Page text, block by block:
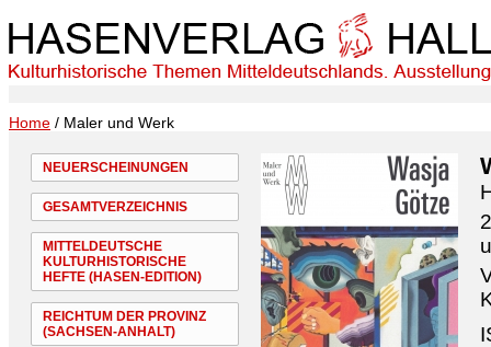
Home / Maler und Werk
NEUERSCHEINUNGEN
GESAMTVERZEICHNIS
MITTELDEUTSCHE
KULTURHISTORISCHE
HEFTE (HASEN-EDITION)
REICHTUM DER PROVINZ
(SACHSEN-ANHALT)